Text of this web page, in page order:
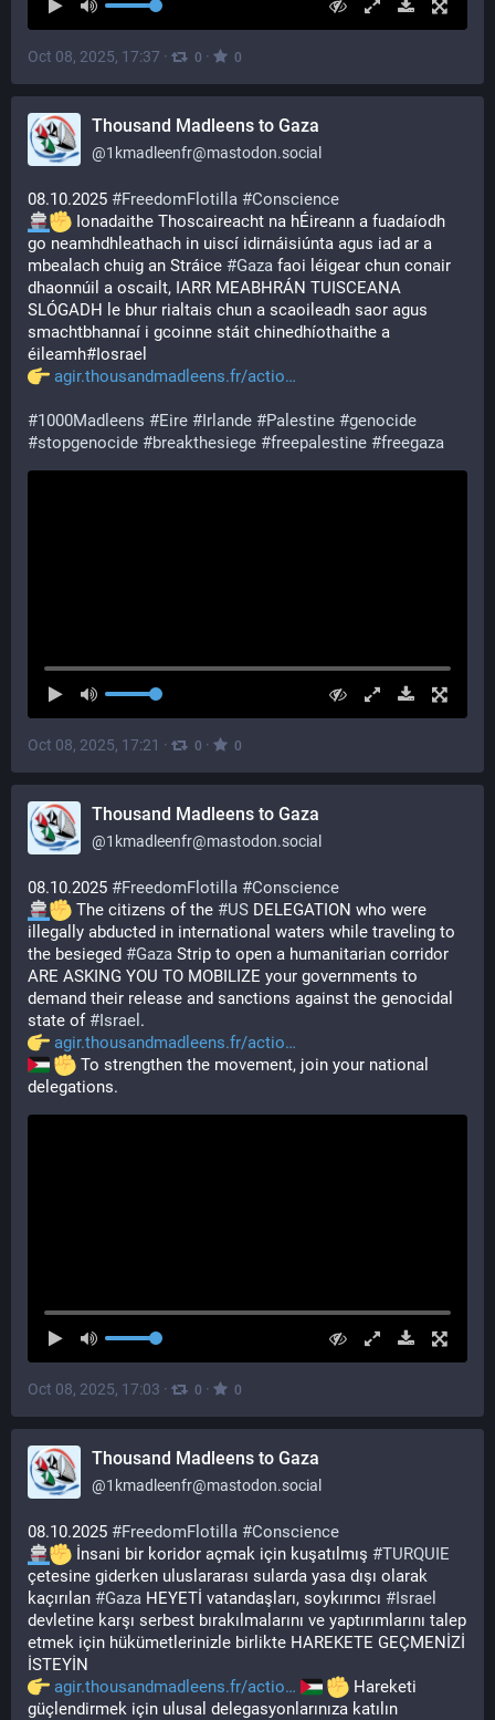
Oct 08, 2025, 17:37 · 0 · 0
Thousand Madleens to Gaza
@1kmadleenfr@mastodon.social
08.10.2025 #FreedomFlotilla #Conscience
Ionadaithe Thoscaireacht na hÉireann a fuadaíodh
go neamhdhleathach in uiscí idirnáisiúnta agus iad ar a
mbealach chuig an Stráice #Gaza faoi léigear chun conair
dhaonnúil a oscailt, IARR MEABHRÁN TUISCEANA
SLÓGADH le bhur rialtais chun a scaoileadh saor agus
smachtbhannaí i gcoinne stáit chinedhíothaithe a
éileamh#Iosrael
agir.thousandmadleens.fr/actio
#1000Madleens #Eire #Irlande #Palestine #genocide
#stopgenocide #breakthesiege #freepalestine #freegaza
Oct 08, 2025, 17:21 · 0 · 0
Thousand Madleens to Gaza
@1kmadleenfr@mastodon.social
08.10.2025 #FreedomFlotilla #Conscience
The citizens of the #US DELEGATION who were
illegally abducted in international waters while traveling to
the besieged #Gaza Strip to open a humanitarian corridor
ARE ASKING YOU TO MOBILIZE your governments to
demand their release and sanctions against the genocidal
state of #Israel .
agir.thousandmadleens.fr/actio
To strengthen the movement, join your national
delegations.
Oct 08, 2025, 17:03 · 0 · 0
Thousand Madleens to Gaza
@1kmadleenfr@mastodon.social
08.10.2025 #FreedomFlotilla #Conscience
İnsani bir koridor açmak için kuşatılmış #TURQUIE
çetesine giderken uluslararası sularda yasa dışı olarak
kaçırılan #Gaza HEYETİ vatandaşları, soykırımcı #Israel
devletine karşı serbest bırakılmalarını ve yaptırımlarını talep
etmek için hükümetlerinizle birlikte HAREKETE GEÇMENİZİ
İSTEYİN
agir.thousandmadleens.fr/actio
Hareketi
güçlendirmek için ulusal delegasyonlarınıza katılın